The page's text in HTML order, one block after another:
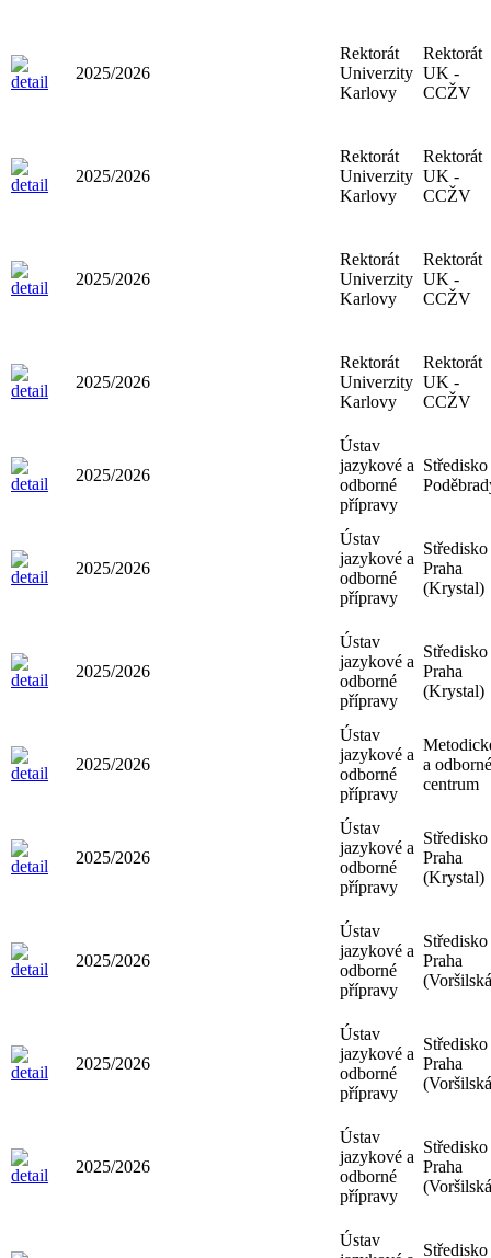
2025/2026
Rektorát
Univerzity
Karlovy
Rektorát
UK -
CCŽV
2025/2026
Rektorát
Univerzity
Karlovy
Rektorát
UK -
CCŽV
2025/2026
Rektorát
Univerzity
Karlovy
Rektorát
UK -
CCŽV
2025/2026
Rektorát
Univerzity
Karlovy
Rektorát
UK -
CCŽV
2025/2026
Ústav
jazykové a
odborné
přípravy
Středisko
2025/2026
Ústav
jazykové a
odborné
přípravy
Středisko
Praha
(Krystal)
2025/2026
Ústav
jazykové a
odborné
přípravy
Středisko
Praha
(Krystal)
2025/2026
Ústav
jazykové a
odborné
přípravy
a odborné
centrum
2025/2026
Ústav
jazykové a
odborné
přípravy
Středisko
Praha
(Krystal)
2025/2026
Ústav
jazykové a
odborné
přípravy
Středisko
Praha
2025/2026
Ústav
jazykové a
odborné
přípravy
Středisko
Praha
2025/2026
Ústav
jazykové a
odborné
přípravy
Středisko
Praha
Ústav
Středisko